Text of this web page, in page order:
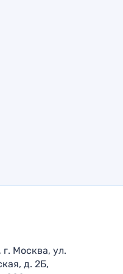
г. Москва, ул.
д. 2Б,